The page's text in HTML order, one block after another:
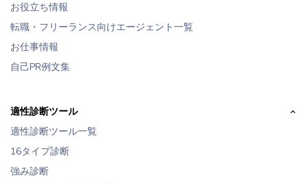
お役立ち情報
転職・フリーランス向けエージェント一覧
お仕事情報
自己PR例文集
適性診断ツール
適性診断ツール一覧
16タイプ診断
強み診断